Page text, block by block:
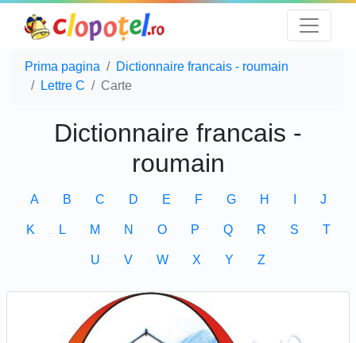
Prima pagina
Dictionnaire francais - roumain
Lettre C
Carte
Dictionnaire francais -
roumain
A B C D E F G H J
K L M N O P Q R S T
U V W X Y Z